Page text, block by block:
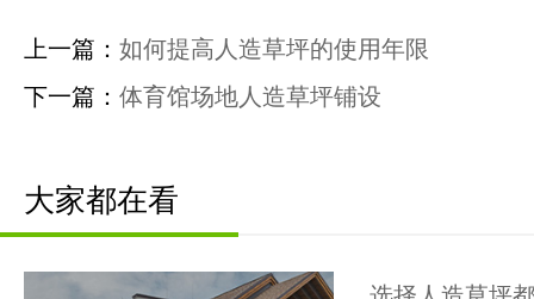
上一篇： 如何提高人造草坪的使用年限
下一篇： 体育馆场地人造草坪铺设
大家都在看